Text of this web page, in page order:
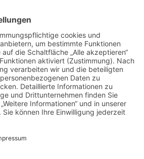
Datenschutz
Cookie-Einstellungen